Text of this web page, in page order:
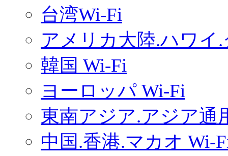
台湾Wi-Fi
アメリカ大陸.ハワイ
韓国 Wi-Fi
ヨーロッパ Wi-Fi
東南アジア.アジア通
中国.香港.マカオ Wi-